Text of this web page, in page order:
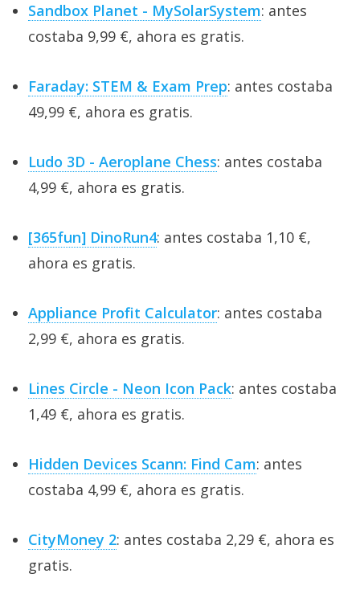
Sandbox Planet - MySolarSystem: antes
costaba 9,99 €, ahora es gratis.
Faraday: STEM & Exam Prep: antes costaba
49,99 €, ahora es gratis.
Ludo 3D - Aeroplane Chess: antes costaba
4,99 €, ahora es gratis.
[365fun] DinoRun4: antes costaba 1,10 €,
ahora es gratis.
Appliance Profit Calculator: antes costaba
2,99 €, ahora es gratis.
Lines Circle - Neon Icon Pack: antes costaba
1,49 €, ahora es gratis.
Hidden Devices Scann: Find Cam: antes
costaba 4,99 €, ahora es gratis.
CityMoney 2: antes costaba 2,29 €, ahora es
gratis.